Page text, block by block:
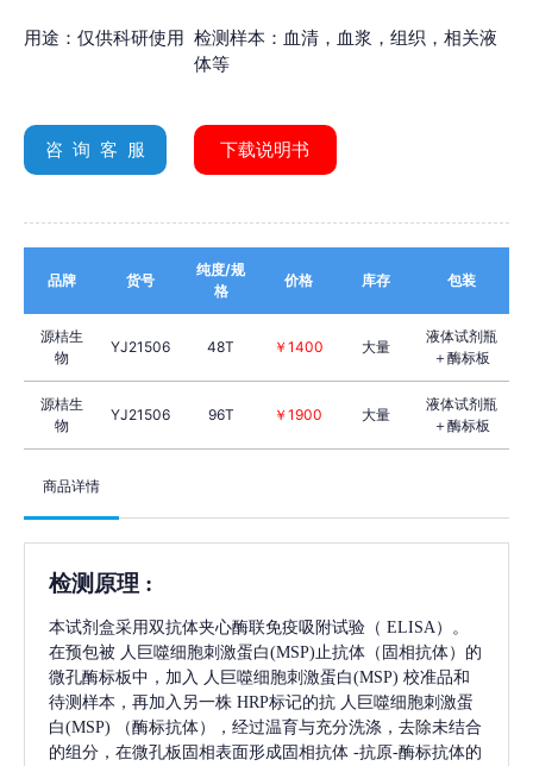
用途：仅供科研使用 检测样本：血清，血浆，组织，相关液
体等
咨 询 客 服 下载说明书
品牌 货号
纯度/规
格
价格 库存 包装
源桔生
物
YJ21506 48T ￥1400 大量
液体试剂瓶
＋酶标板
源桔生
物
YJ21506 96T ￥1900 大量
液体试剂瓶
＋酶标板
商品详情
检测原理 :
本试剂盒采用双抗体夹心酶联免疫吸附试验（ ELISA）。
在预包被 人巨噬细胞刺激蛋白(MSP) 止抗体（固相抗体）的
微孔酶标板中，加入
人巨噬细胞刺激蛋白(MSP) 校准品和
待测样本，再加入另一株 HRP标记的抗 人巨噬细胞刺激蛋
白(MSP)
（酶标抗体），经过温育与充分洗涤，去除未结合
的组分，在微孔板固相表面形成固相抗体 -抗原-酶标抗体的